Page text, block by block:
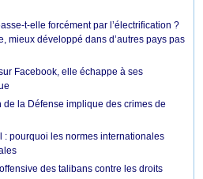
t-elle forcément par l’électrification ?
mieux développé dans d’autres pays pas
Facebook, elle échappe à ses
la Défense implique des crimes de
: pourquoi les normes internationales
des talibans contre les droits